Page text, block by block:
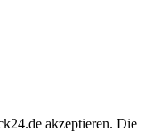
akzeptieren. Die